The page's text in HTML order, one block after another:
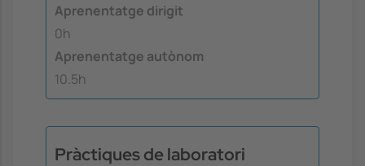
Aprenentatge dirigit
0h
Aprenentatge autònom
10.5h
Pràctiques de laboratori